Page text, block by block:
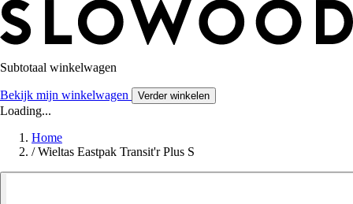
Subtotaal winkelwagen
Bekijk mijn winkelwagen Verder winkelen
Loading...
Home
/ Wieltas Eastpak Transit'r Plus S